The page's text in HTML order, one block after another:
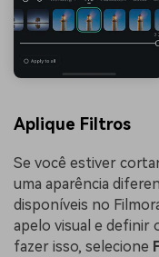
Aplique Filtros
Se você estiver
uma aparência
disponíveis no
apelo visual e definir
fazer isso, selecione